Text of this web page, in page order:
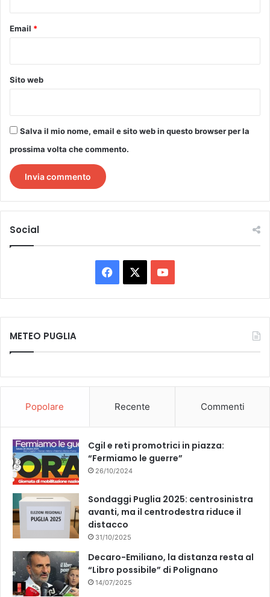
Email *
Sito web
Salva il mio nome, email e sito web in questo browser per la
prossima volta che commento.
Social
Facebook You
Tube
METEO PUGLIA
Popolare Recente Commenti
Cgil e reti promotrici in piazza:
“Fermiamo le guerre”
26/10/2024
Sondaggi Puglia 2025: centrosinistra
avanti, ma il centrodestra riduce il
distacco
31/10/2025
Decaro-Emiliano, la distanza resta al
“Libro possibile” di Polignano
14/07/2025